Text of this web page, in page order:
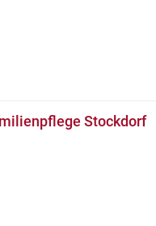
Stockdorf